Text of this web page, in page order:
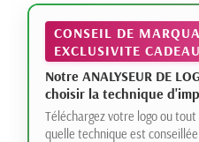
CONSEIL DE
EXCLUSIVITE
Notre ANALYSEUR DE
choisir la technique
Téléchargez votre logo ou
quelle technique est conseillée